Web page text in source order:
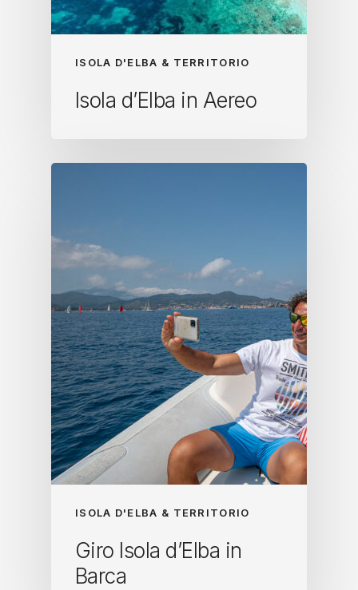
ISOLA D'ELBA & TERRITORIO
Isola d’Elba in Aereo
ISOLA D'ELBA & TERRITORIO
Giro Isola d’Elba in
Barca